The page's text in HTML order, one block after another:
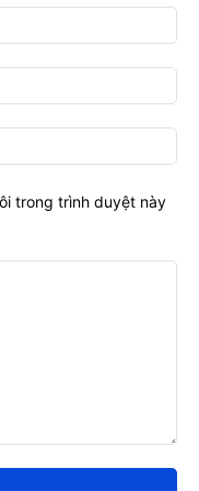
trong trình duyệt này